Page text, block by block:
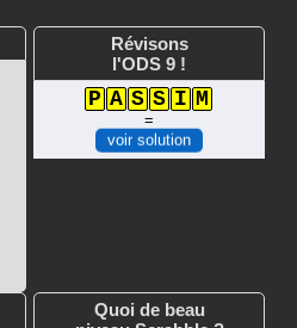
Révisons
l'ODS 9 !
P A S S I M
=
voir solution
Quoi de beau